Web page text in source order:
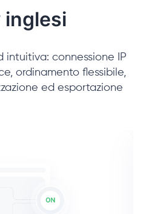
inglesi
intuitiva: connessione IP
ordinamento flessibile,
ed esportazione